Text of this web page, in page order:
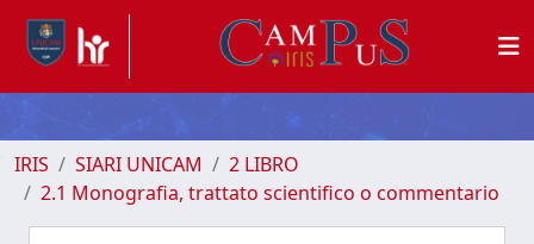
IRIS SIARI UNICAM
2 LIBRO
2.1 Monografia, trattato scientifico o commentario